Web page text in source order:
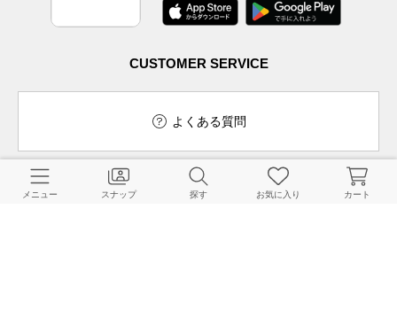
CUSTOMER SERVICE
よくある質問
メニュー スナップ 探す お気に入り カート